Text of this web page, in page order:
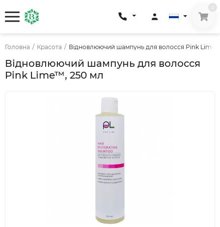
Головна / Красота / Відновлюючий шампунь для волосся Pink
Відновлюючий шампунь для волосся
Pink Lime™, 250 мл